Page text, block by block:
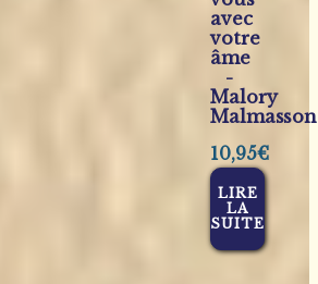
avec
votre
âme
-
Malory
Malmasson
10,95€
LIRE
LA
SUITE